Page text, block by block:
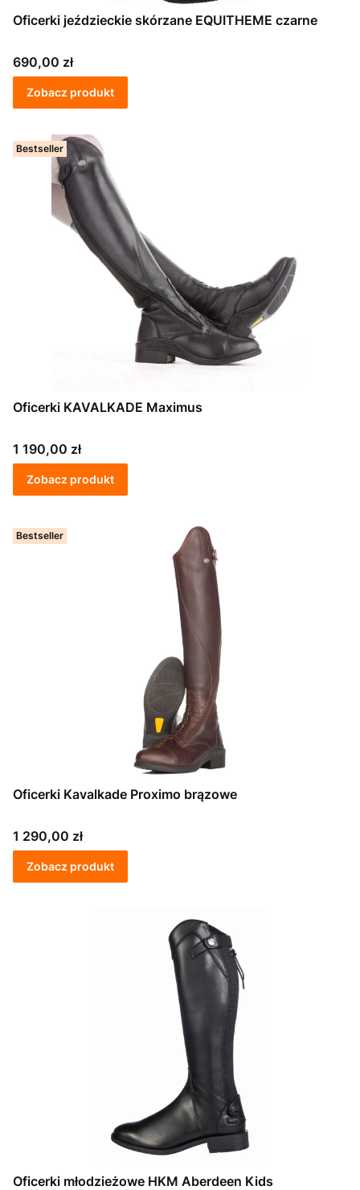
Oficerki jeździeckie skórzane EQUITHEME czarne
Cena
690,00 zł
Zobacz produkt
Bestseller
Oficerki KAVALKADE Maximus
Cena
1 190,00 zł
Zobacz produkt
Bestseller
Oficerki Kavalkade Proximo brązowe
Cena
1 290,00 zł
Zobacz produkt
Oficerki młodzieżowe HKM Aberdeen Kids